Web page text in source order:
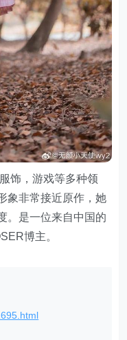
饰，游戏等多种领
象非常接近原作，她
。是一位来自中国的
博主。